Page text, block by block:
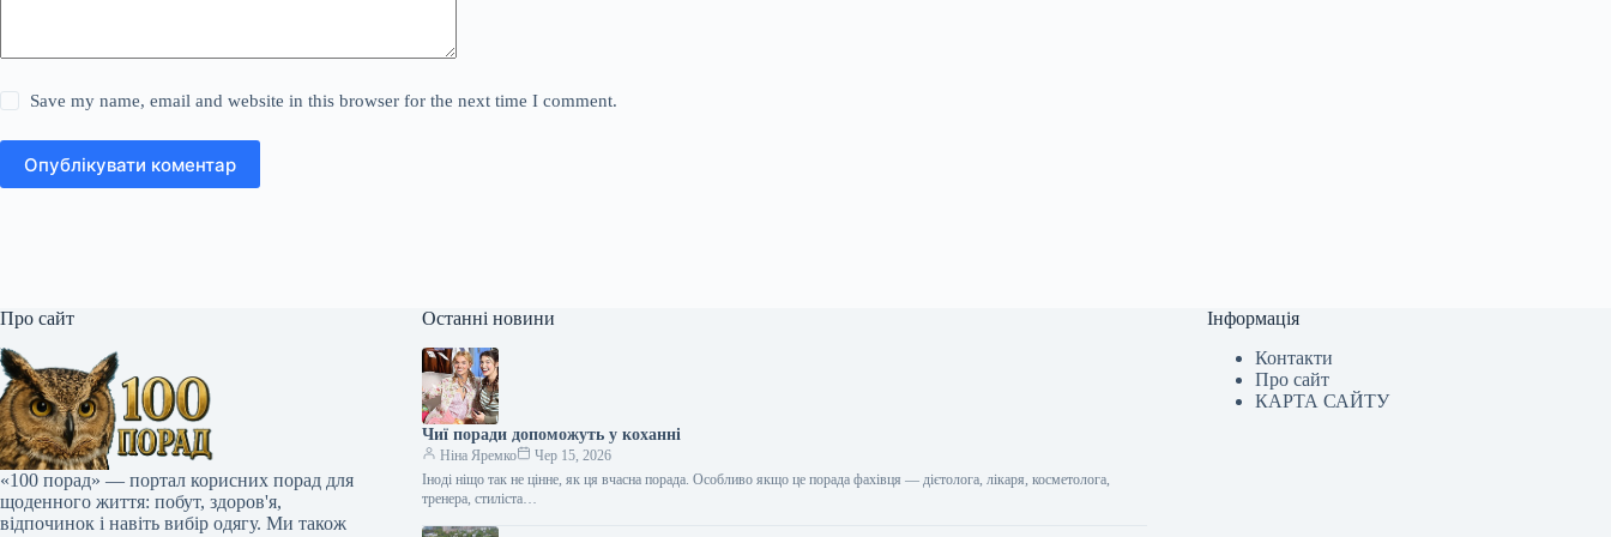
Save my name, email and website in this browser for the next time I comment.
Опублікувати коментар
Про сайт
«100 порад» — портал корисних порад для
щоденного життя: побут, здоров'я,
відпочинок і навіть вибір одягу. Ми також
Останні новини
Чиї поради допоможуть у коханні
Ніна Яремко
Чер 15, 2026
Іноді ніщо так не цінне, як ця вчасна порада. Особливо якщо це порада фахівця — дієтолога, лікаря, косметолога,
тренера, стиліста…
Інформація
Контакти
Про сайт
КАРТА САЙТУ